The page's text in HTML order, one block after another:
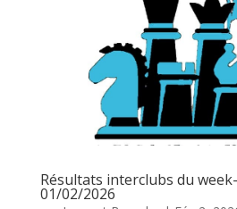
Résultats interclubs du
01/02/2026